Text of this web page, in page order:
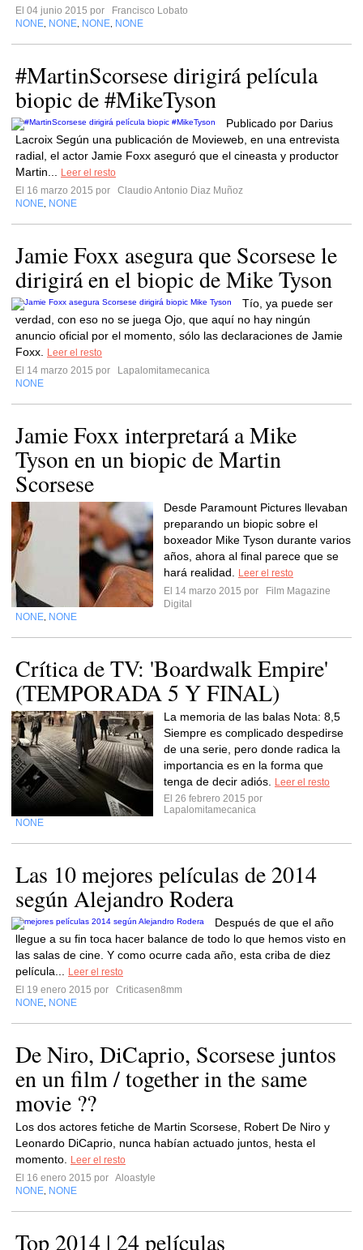
El 04 junio 2015 por
Francisco Lobato
NONE NONE NONE NONE
#MartinScorsese dirigirá película
biopic de #MikeTyson
Publicado por Darius
Lacroix Según una publicación de Movieweb, en una entrevista
radial, el actor Jamie Foxx aseguró que el cineasta y productor
Martin...
Leer el resto
El 16 marzo 2015 por
Claudio Antonio Diaz Muñoz
NONE NONE
Jamie Foxx asegura que Scorsese le
dirigirá en el biopic de Mike Tyson
Tío, ya puede ser
verdad, con eso no se juega Ojo, que aquí no hay ningún
anuncio oficial por el momento, sólo las declaraciones de Jamie
Foxx.
Leer el resto
El 14 marzo 2015 por
Lapalomitamecanica
NONE
Jamie Foxx interpretará a Mike
Tyson en un biopic de Martin
Scorsese
Desde Paramount Pictures llevaban
preparando un biopic sobre el
boxeador Mike Tyson durante varios
años, ahora al final parece que se
hará realidad.
Leer el resto
El 14 marzo 2015 por
Film Magazine
Digital
NONE NONE
Crítica de TV: 'Boardwalk Empire'
(TEMPORADA 5 Y FINAL)
La memoria de las balas Nota: 8,5
Siempre es complicado despedirse
de una serie, pero donde radica la
importancia es en la forma que
tenga de decir adiós.
Leer el resto
El 26 febrero 2015 por
Lapalomitamecanica
NONE
Las 10 mejores películas de 2014
según Alejandro Rodera
Después de que el año
llegue a su fin toca hacer balance de todo lo que hemos visto en
las salas de cine. Y como ocurre cada año, esta criba de diez
película...
Leer el resto
El 19 enero 2015 por
Criticasen8mm
NONE NONE
De Niro, DiCaprio, Scorsese juntos
en un film / together in the same
movie ??
Los dos actores fetiche de Martin Scorsese, Robert De Niro y
Leonardo DiCaprio, nunca habían actuado juntos, hesta el
momento.
Leer el resto
El 16 enero 2015 por Aloastyle
NONE NONE
Top 2014 | 24 películas